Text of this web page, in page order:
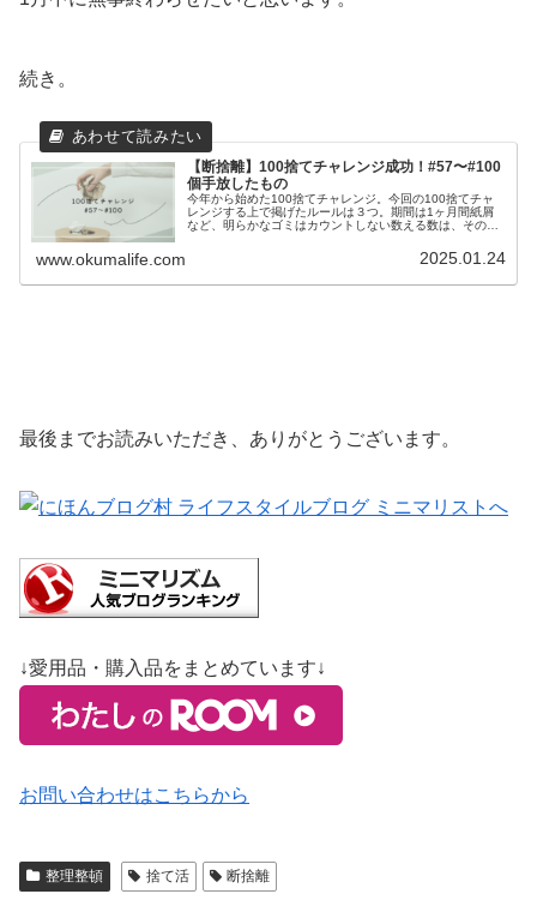
続き。
【断捨離】100捨てチャレンジ成功！#57〜#100
個手放したもの
今年から始めた100捨てチャレンジ。今回の100捨てチャ
レンジする上で掲げたルールは３つ。期間は1ヶ月間紙屑
など、明らかなゴミはカウントしない数える数は、その物
www.okumalife.com 2025.01.24
最後までお読みいただき、ありがとうございます。
↓愛用品・購入品をまとめています↓
お問い合わせはこちらから
整理整頓 捨て活 断捨離